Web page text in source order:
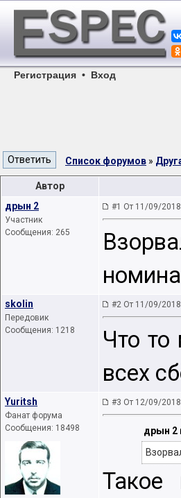
Регистрация • Вход
Список форумов »
Автор
дрын 2
Участник
Сообщения: 265
#1 От 11/09/
skolin
Передовик
Сообщения: 1218
#2 От 11/09/2018
Что
всех
Yuritsh
Фанат форума
Сообщения: 18498
#3 От 12/09/
дрын 2
Такое